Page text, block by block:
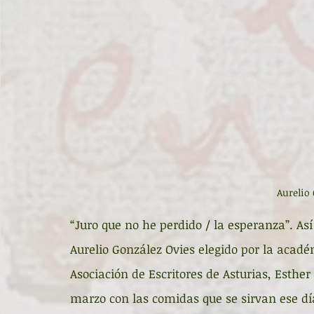
Aurelio
“Juro que no he perdido / la esperanza”.
Aurelio González Ovies elegido por la
Asociación de Escritores de Asturias,
marzo con las comidas que se sirvan ese